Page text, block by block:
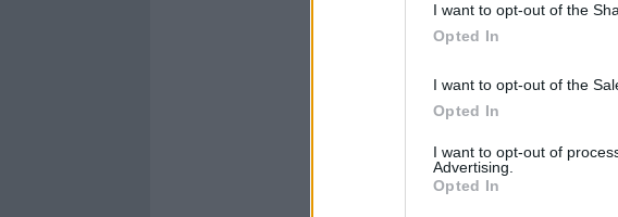
I want to opt-out of the
Opted In
I want to opt-out of the
Opted In
I want to opt-out of
Advertising.
Opted In